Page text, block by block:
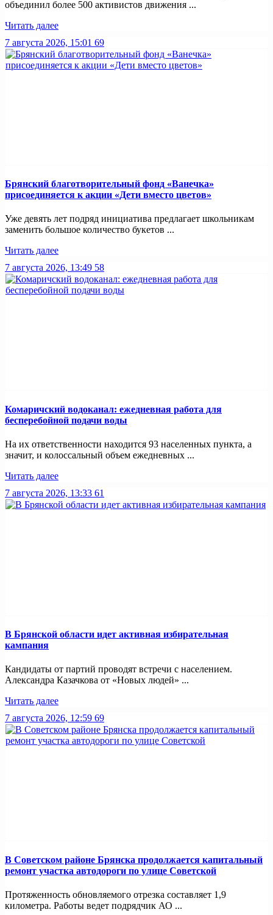
объединил более 500 активистов движения ...
Читать далее
7 августа 2026, 15:01 69
Брянский благотворительный фонд «Ванечка»
присоединяется к акции «Дети вместо цветов»
Уже девять лет подряд инициатива предлагает школьникам
заменить большое количество букетов ...
Читать далее
7 августа 2026, 13:49 58
Комаричский водоканал: ежедневная работа для
бесперебойной подачи воды
На их ответственности находится 93 населенных пункта, а
значит, и колоссальный объем ежедневных ...
Читать далее
7 августа 2026, 13:33 61
В Брянской области идет активная избирательная
кампания
Кандидаты от партий проводят встречи с населением.
Александра Казачкова от «Новых людей» ...
Читать далее
7 августа 2026, 12:59 69
В Советском районе Брянска продолжается капитальный
ремонт участка автодороги по улице Советской
Протяженность обновляемого отрезка составляет 1,9
километра. Работы ведет подрядчик АО ...